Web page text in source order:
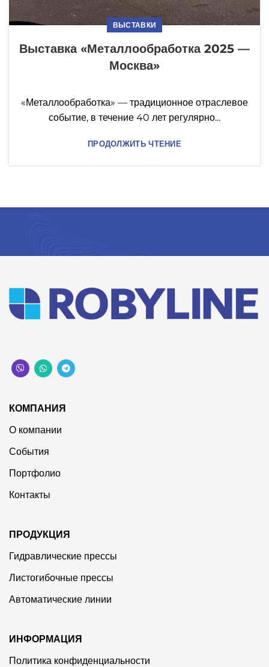
ВЫСТАВКИ
Выставка «Металлообработка 2025 —
Москва»
«Металлообработка» — традиционное отраслевое
событие, в течение 40 лет регулярно...
ПРОДОЛЖИТЬ ЧТЕНИЕ
КОМПАНИЯ
О компании
События
Портфолио
Контакты
ПРОДУКЦИЯ
Гидравлические прессы
Листогибочные прессы
Автоматические линии
ИНФОРМАЦИЯ
Политика конфиденциальности